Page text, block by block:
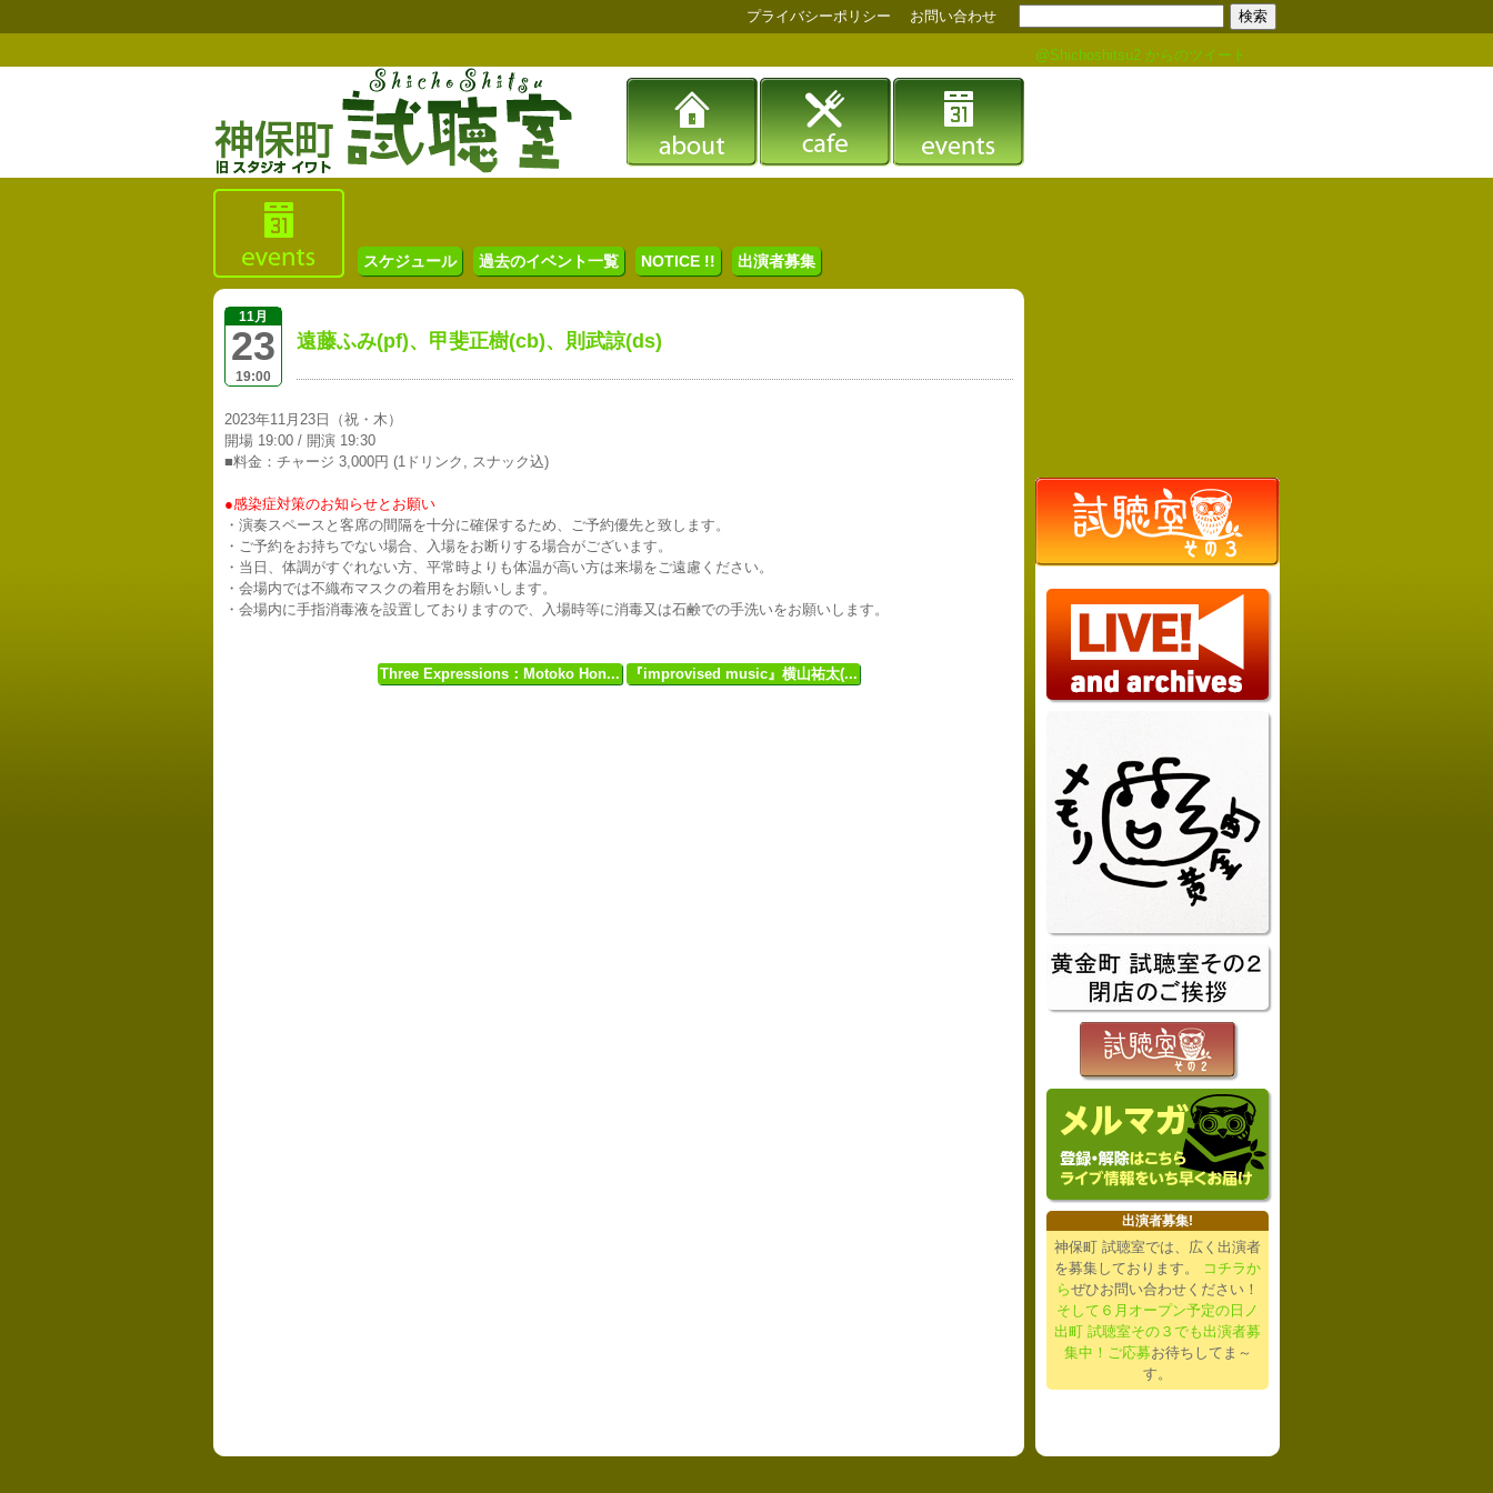
スケジュール 過去のイベント一覧 NOTICE !! 出演者募集
11月
23
19:00
遠藤ふみ(pf)、甲斐正樹(cb)、則武諒(ds)
2023年11月23日（祝・木）
開場 19:00 / 開演 19:30
■料金：チャージ 3,000円 (1ドリンク, スナック込)
●感染症対策のお知らせとお願い
・演奏スペースと客席の間隔を十分に確保するため、ご予約優先と致します。
・ご予約をお持ちでない場合、入場をお断りする場合がございます。
・当日、体調がすぐれない方、平常時よりも体温が高い方は来場をご遠慮ください。
・会場内では不織布マスクの着用をお願いします。
・会場内に手指消毒液を設置しておりますので、入場時等に消毒又は石鹸での手洗いをお願いします。
Three Expressions：Motoko Hon... 『improvised music』横山祐太(...
出演者募集!
神保町 試聴室では、広く出演者
を募集しております。
コチラか
らぜひお問い合わせください！
そして６月オープン予定の日ノ
出町 試聴室その３でも出演者募
集中！ご応募お待ちしてま～
す。
@Shichoshitsu2 からのツイート
プライバシーポリシー お問い合わせ